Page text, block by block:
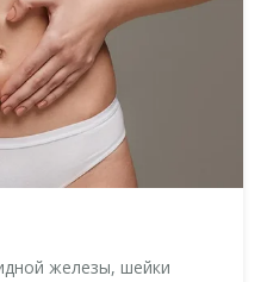
железы, шейки